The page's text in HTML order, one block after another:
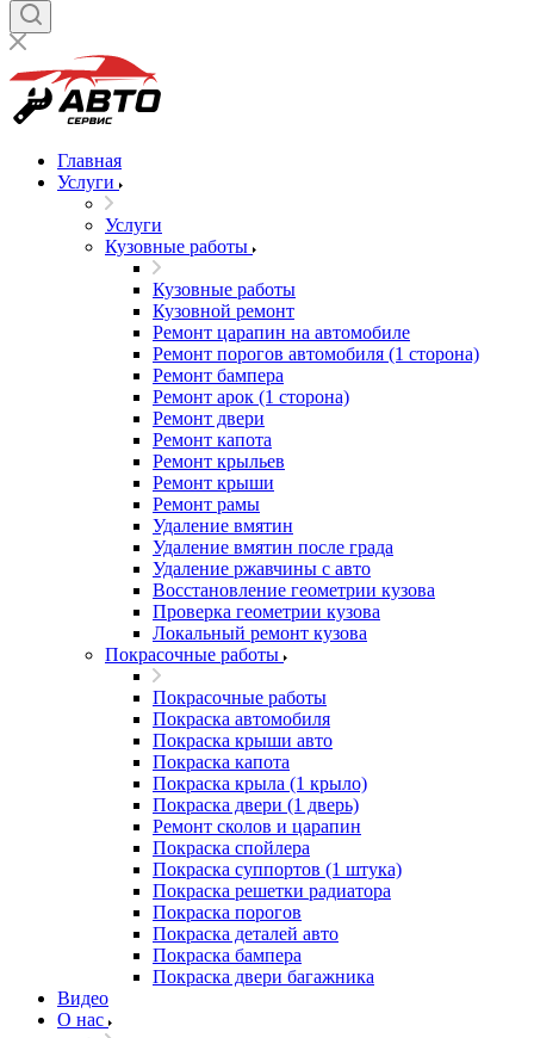
Главная
Услуги
Услуги
Кузовные работы
Кузовные работы
Кузовной ремонт
Ремонт царапин на автомобиле
Ремонт порогов автомобиля (1 сторона)
Ремонт бампера
Ремонт арок (1 сторона)
Ремонт двери
Ремонт капота
Ремонт крыльев
Ремонт крыши
Ремонт рамы
Удаление вмятин
Удаление вмятин после града
Удаление ржавчины с авто
Восстановление геометрии кузова
Проверка геометрии кузова
Локальный ремонт кузова
Покрасочные работы
Покрасочные работы
Покраска автомобиля
Покраска крыши авто
Покраска капота
Покраска крыла (1 крыло)
Покраска двери (1 дверь)
Ремонт сколов и царапин
Покраска спойлера
Покраска суппортов (1 штука)
Покраска решетки радиатора
Покраска порогов
Покраска деталей авто
Покраска бампера
Покраска двери багажника
Видео
О нас